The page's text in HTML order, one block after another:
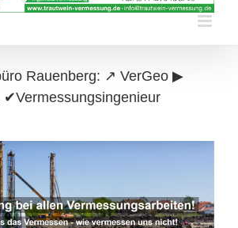
Rauenberg: ↗️ VerGeo ▶︎
✔Vermessungsingenieur